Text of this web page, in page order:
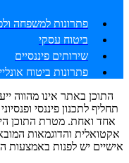
פתרונות למשפחה
ביטוח עסקי
שירותים פיננסיים
פתרונות ביטוח אונליין
התוכן באתר אינו מהווה
תחליף לתכנון פיננסי
אחד ואחת. מטרת התוכן
אקטואלית והדוגמאות
אישיים יש לפנות באמצעות